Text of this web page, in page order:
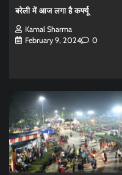
बरेली में आज लगा है कर्फ्यू
Kamal Sharma
February 9, 2024
0